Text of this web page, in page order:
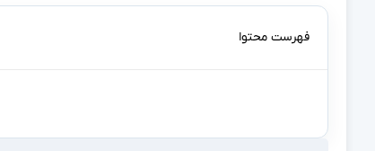
فهرست محتوا